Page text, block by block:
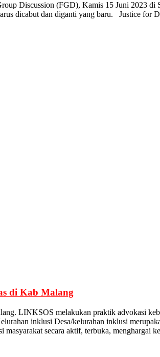
Discussion (FGD), Kamis 15 Juni 2023
dicabut dan diganti yang baru. Justice
di Kab Malang
LINKSOS melakukan praktik advokasi
inklusi Desa/kelurahan inklusi
masyarakat secara aktif, terbuka, menghargai